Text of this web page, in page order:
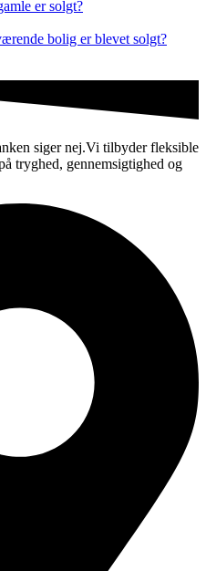
bolig er blevet solgt?
siger nej.Vi tilbyder fleksible
tryghed, gennemsigtighed og